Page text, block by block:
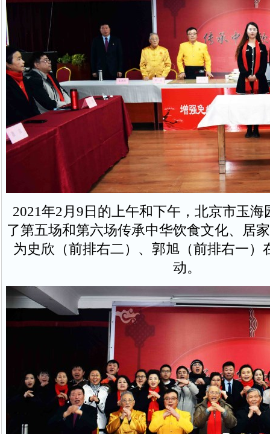
2021年2月9日的上午和下午，北京市玉海
了第五场和第六场传承中华饮食文化、居
为史欣（前排右二）、郭旭（前排右一）
动。